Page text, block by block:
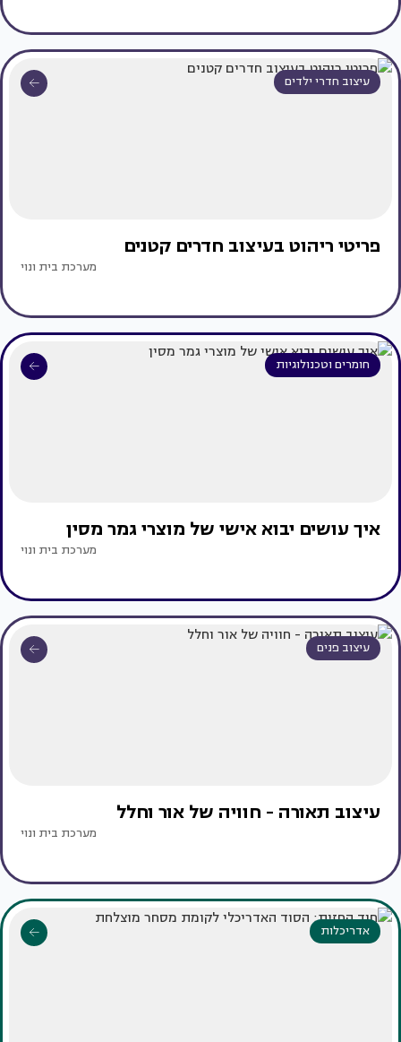
עיצוב חדרי ילדים
פריטי ריהוט בעיצוב חדרים קטנים
מערכת בית ונוי
חומרים וטכנולוגיות
איך עושים יבוא אישי של מוצרי גמר מסין
מערכת בית ונוי
עיצוב פנים
עיצוב תאורה - חוויה של אור וחלל
מערכת בית ונוי
אדריכלות